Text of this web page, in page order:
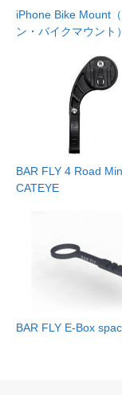
iPhone Bike Mount
ン・バイクマウント）
BAR FLY 4 Road
CATEYE
BAR FLY E-Box